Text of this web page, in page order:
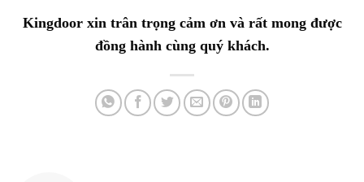
Kingdoor xin trân trọng cảm ơn và rất mong được
đồng hành cùng quý khách.